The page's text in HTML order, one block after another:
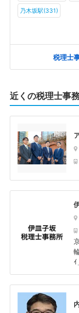
乃木坂駅(331)
税理士
近くの税理士事
ｲ